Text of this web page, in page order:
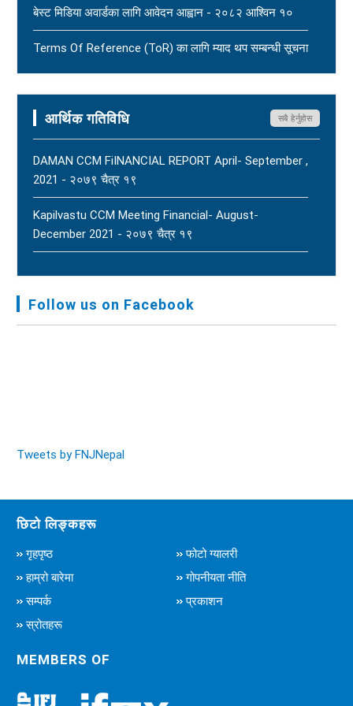
पत्रकार महासंघको आग्रह - २०८३ साउन १५
New
बेस्ट मिडिया अवार्डका लागि आवेदन आह्वान - २०८२ आश्विन १०
Terms Of Reference (ToR) का लागि म्याद थप सम्बन्धी सूचना
आर्थिक गतिविधि सबै हेर्नुहोस
DAMAN CCM FiINANCIAL REPORT April- September ,
2021 - २०७९ चैत्र १९
Kapilvastu CCM Meeting Financial- August-
December 2021 - २०७९ चैत्र १९
Audit Report FY-2076-077 - २०७७ कार्तिक २३
Follow us on Facebook
Tweets by FNJNepal
छिटो लिङ्कहरू
गृहपृष्ठ
फोटो ग्यालरी
हाम्रो बारेमा
गोपनीयता नीति
सम्पर्क
प्रकाशन
स्रोतहरू
MEMBERS OF